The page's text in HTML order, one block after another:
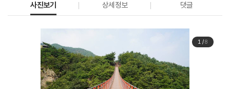
사진보기 상세정보 댓글
1/8